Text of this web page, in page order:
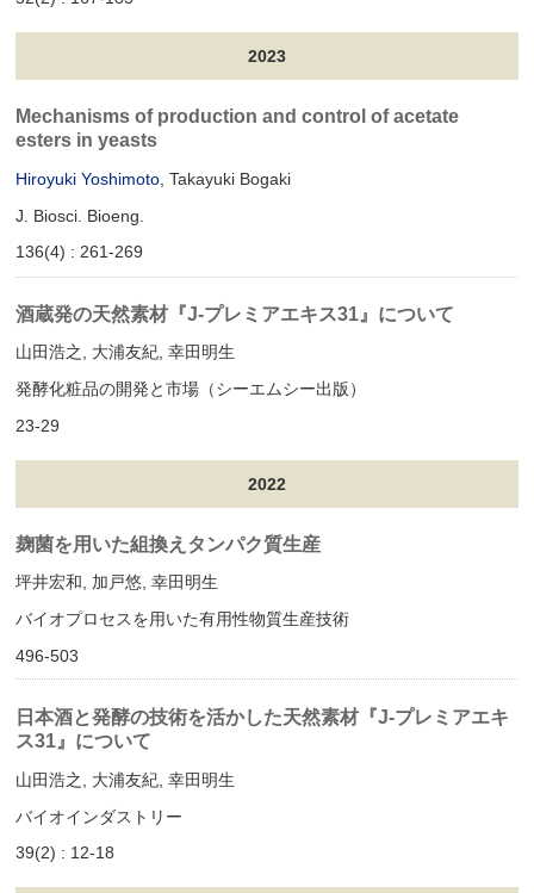
2023
Mechanisms of production and control of acetate
esters in yeasts
Hiroyuki Yoshimoto , Takayuki Bogaki
J. Biosci. Bioeng.
136(4) : 261-269
酒蔵発の天然素材『J-プレミアエキス31』について
山田浩之, 大浦友紀, 幸田明生
発酵化粧品の開発と市場（シーエムシー出版）
23-29
2022
麹菌を用いた組換えタンパク質生産
坪井宏和, 加戸悠, 幸田明生
バイオプロセスを用いた有用性物質生産技術
496-503
日本酒と発酵の技術を活かした天然素材『J-プレミアエキ
ス31』について
山田浩之, 大浦友紀, 幸田明生
バイオインダストリー
39(2) : 12-18